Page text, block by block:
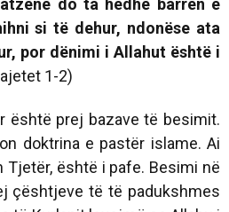
si të dehur, ndonëse ata
por dënimi i Allahut është i
ajetet 1-2)
është prej bazave të besimit.
doktrina e pastër islame. Ai
Tjetër, është i pafe. Besimi në
çështjeve të të padukshmes